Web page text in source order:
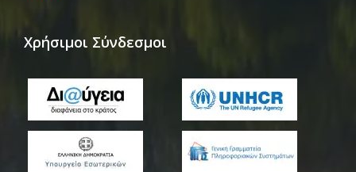
Χρήσιμοι Σύνδεσμοι